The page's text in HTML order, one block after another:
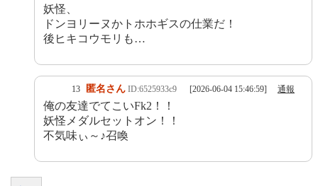
妖怪、
ドンヨリーヌかトホホギスの仕業だ！
後ヒキコウモリも…
13 匿名さん ID:6525933c9 [2026-06-04 15:46:59] 通報
俺の友達でてこいFk2！！
妖怪メダルセットオン！！
不気味ぃ～♪召喚